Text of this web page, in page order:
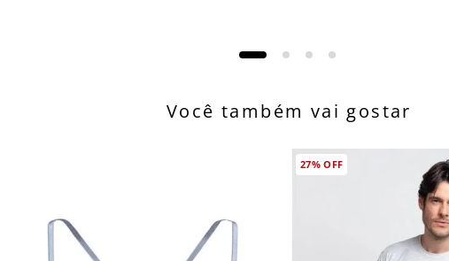
Você também vai gostar
27%OFF